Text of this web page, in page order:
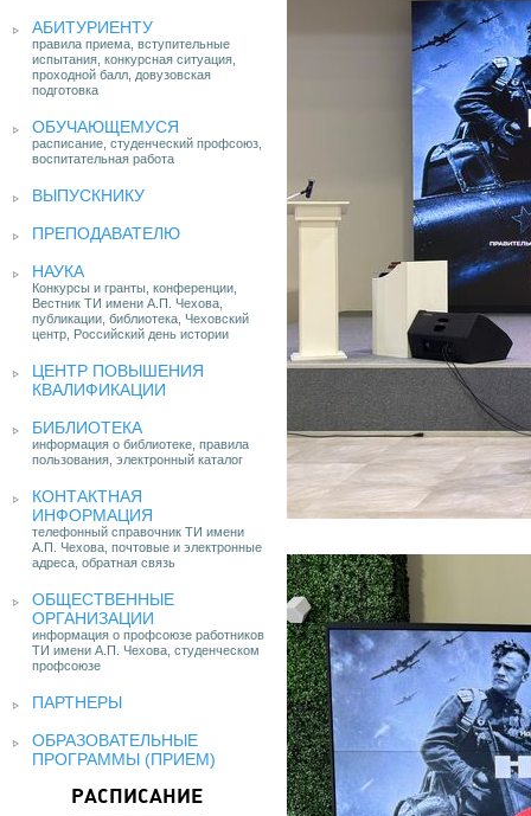
АБИТУРИЕНТУ
правила приема, вступительные
испытания, конкурсная ситуация,
проходной балл, довузовская
подготовка
ОБУЧАЮЩЕМУСЯ
расписание, студенческий профсоюз,
воспитательная работа
ВЫПУСКНИКУ
ПРЕПОДАВАТЕЛЮ
НАУКА
Конкурсы и гранты, конференции,
Вестник ТИ имени А.П. Чехова,
публикации, библиотека, Чеховский
центр, Российский день истории
ЦЕНТР ПОВЫШЕНИЯ
КВАЛИФИКАЦИИ
БИБЛИОТЕКА
информация о библиотеке, правила
пользования, электронный каталог
КОНТАКТНАЯ
ИНФОРМАЦИЯ
телефонный справочник ТИ имени
А.П. Чехова, почтовые и электронные
адреса, обратная связь
ОБЩЕСТВЕННЫЕ
ОРГАНИЗАЦИИ
информация о профсоюзе работников
ТИ имени А.П. Чехова, студенческом
профсоюзе
ПАРТНЕРЫ
ОБРАЗОВАТЕЛЬНЫЕ
ПРОГРАММЫ (ПРИЕМ)
РАСПИСАНИЕ